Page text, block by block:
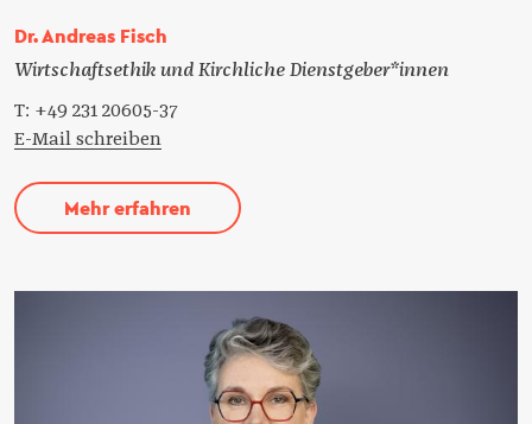
Dr. Andreas Fisch
Wirtschaftsethik und Kirchliche Dienstgeber*innen
T: +49 231 20605-37
E-Mail schreiben
Mehr erfahren